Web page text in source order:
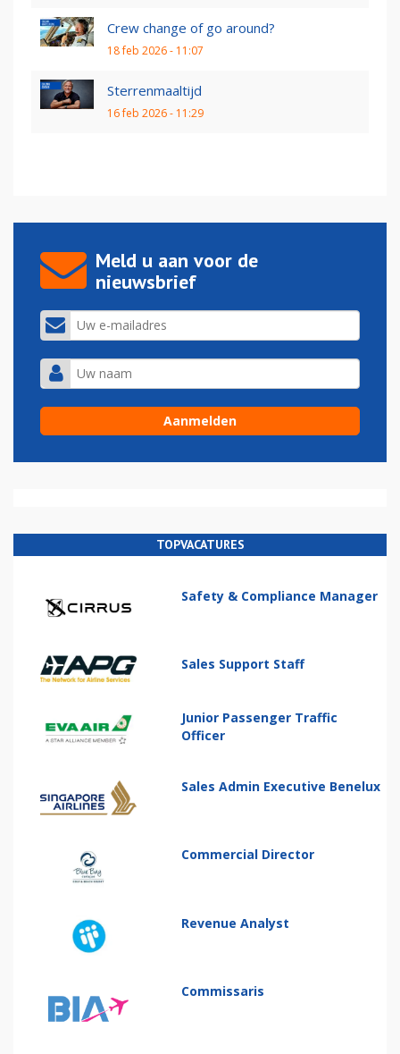
Crew change of go around?
18 feb 2026 - 11:07
Sterrenmaaltijd
16 feb 2026 - 11:29
Meld u aan voor de
nieuwsbrief
TOPVACATURES
Safety & Compliance Manager
Sales Support Staff
Junior Passenger Traffic
Officer
Sales Admin Executive Benelux
Commercial Director
Revenue Analyst
Commissaris